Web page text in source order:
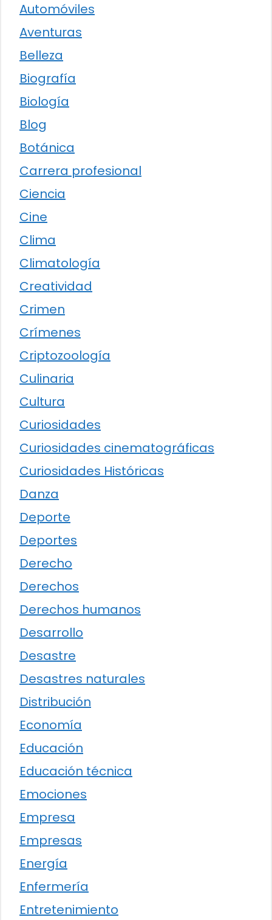
Automóviles
Aventuras
Belleza
Biografía
Biología
Blog
Botánica
Carrera profesional
Ciencia
Cine
Clima
Climatología
Creatividad
Crimen
Crímenes
Criptozoología
Culinaria
Cultura
Curiosidades
Curiosidades cinematográficas
Curiosidades Históricas
Danza
Deporte
Deportes
Derecho
Derechos
Derechos humanos
Desarrollo
Desastre
Desastres naturales
Distribución
Economía
Educación
Educación técnica
Emociones
Empresa
Empresas
Energía
Enfermería
Entretenimiento